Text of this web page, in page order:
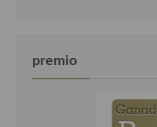
premio